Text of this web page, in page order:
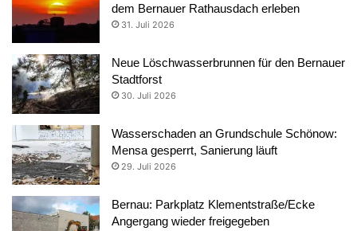
dem Bernauer Rathausdach erleben
31. Juli 2026
Neue Löschwasserbrunnen für den Bernauer
Stadtforst
30. Juli 2026
Wasserschaden an Grundschule Schönow:
Mensa gesperrt, Sanierung läuft
29. Juli 2026
Bernau: Parkplatz Klementstraße/Ecke
Angergang wieder freigegeben